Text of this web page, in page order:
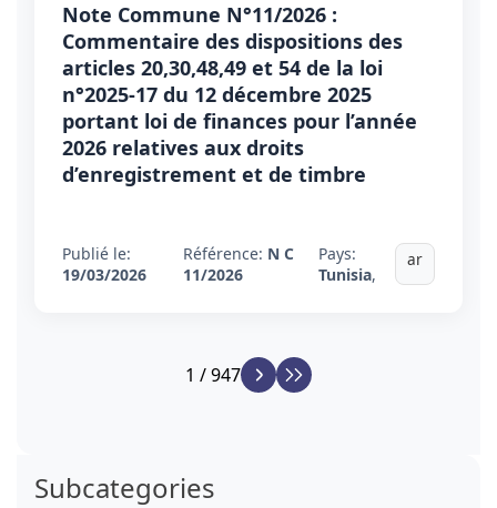
Note Commune N°11/2026 :
Commentaire des dispositions des
articles 20,30,48,49 et 54 de la loi
n°2025-17 du 12 décembre 2025
portant loi de finances pour l’année
2026 relatives aux droits
d’enregistrement et de timbre
Publié le:
19/03/2026
Référence: N C
11/2026
Pays:
Tunisia,
ar
1 / 947
Subcategories